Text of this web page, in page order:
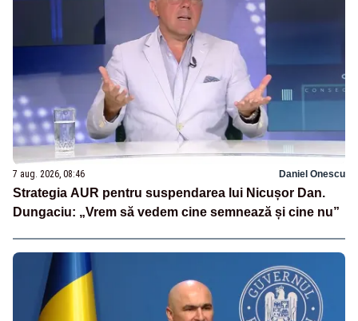
7 aug. 2026, 08:46 Daniel Onescu
Strategia AUR pentru suspendarea lui Nicușor Dan.
Dungaciu: „Vrem să vedem cine semnează și cine nu”